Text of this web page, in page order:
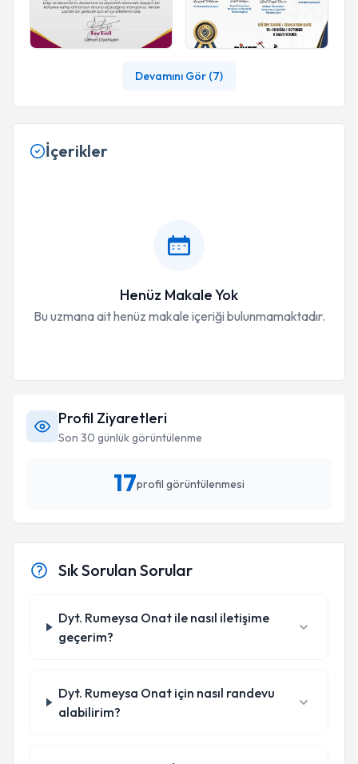
Devamını Gör (7)
İçerikler
Henüz Makale Yok
Bu uzmana ait henüz makale içeriği bulunmamaktadır.
Profil Ziyaretleri
Son 30 günlük görüntülenme
17profil görüntülenmesi
Sık Sorulan Sorular
Dyt. Rumeysa Onat ile nasıl iletişime
geçerim?
Dyt. Rumeysa Onat için nasıl randevu
alabilirim?